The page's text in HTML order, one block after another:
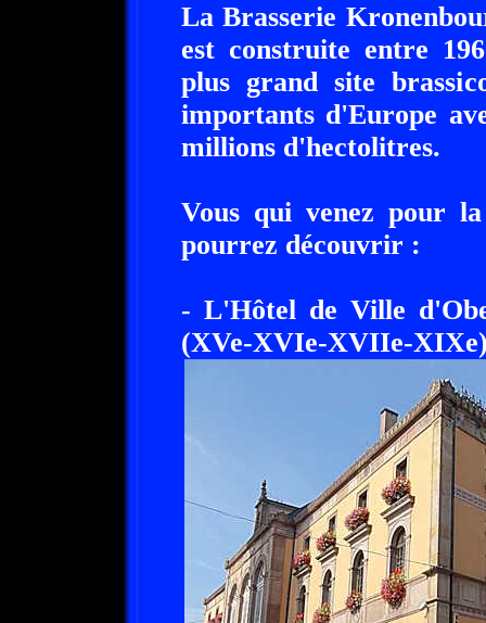
La Brasserie
est construite entre
plus grand site
importants d'Europe
millions d'hectolitres.
Vous qui venez pour
pourrez découvrir :
- L'Hôtel de Ville
(XVe-XVIe-XVIIe-